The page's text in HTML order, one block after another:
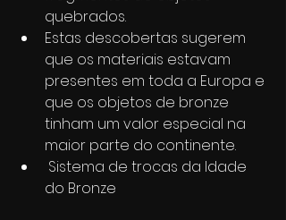
quebrados.
Estas descobertas sugerem
que os materiais estavam
presentes em toda a Europa e
que os objetos de bronze
tinham um valor especial na
maior parte do continente.
Sistema de trocas da Idade
do Bronze